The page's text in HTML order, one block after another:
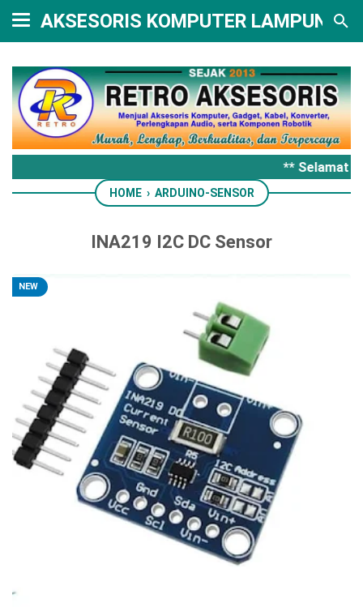
AKSESORIS KOMPUTER LAMPUNG
** Selamat
HOME › ARDUINO-SENSOR
INA219 I2C DC Sensor
NEW